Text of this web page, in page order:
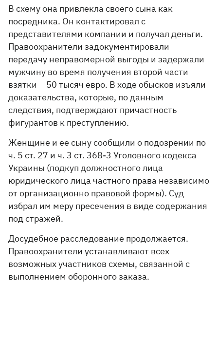
В схему она привлекла своего сына как
посредника. Он контактировал с
представителями компании и получал деньги.
Правоохранители задокументировали
передачу неправомерной выгоды и задержали
мужчину во время получения второй части
взятки – 50 тысяч евро. В ходе обысков изъяли
доказательства, которые, по данным
следствия, подтверждают причастность
фигурантов к преступлению.
Женщине и ее сыну сообщили о подозрении по
ч. 5 ст. 27 и ч. 3 ст. 368-3 Уголовного кодекса
Украины (подкуп должностного лица
юридического лица частного права независимо
от организационно правовой формы). Суд
избрал им меру пресечения в виде содержания
под стражей.
Досудебное расследование продолжается.
Правоохранители устанавливают всех
возможных участников схемы, связанной с
выполнением оборонного заказа.